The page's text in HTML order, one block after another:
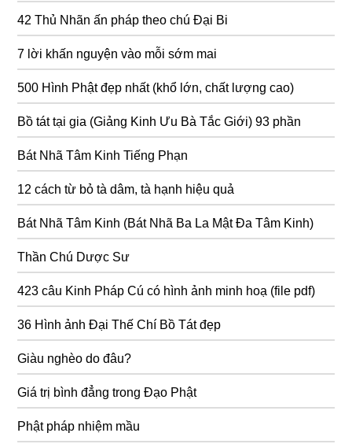
42 Thủ Nhãn ấn pháp theo chú Đại Bi
7 lời khấn nguyện vào mỗi sớm mai
500 Hình Phật đẹp nhất (khổ lớn, chất lượng cao)
Bồ tát tại gia (Giảng Kinh Ưu Bà Tắc Giới) 93 phần
Bát Nhã Tâm Kinh Tiếng Phạn
12 cách từ bỏ tà dâm, tà hạnh hiệu quả
Bát Nhã Tâm Kinh (Bát Nhã Ba La Mật Đa Tâm Kinh)
Thần Chú Dược Sư
423 câu Kinh Pháp Cú có hình ảnh minh hoạ (file pdf)
36 Hình ảnh Đại Thế Chí Bồ Tát đẹp
Giàu nghèo do đâu?
Giá trị bình đẳng trong Đạo Phật
Phật pháp nhiệm mầu